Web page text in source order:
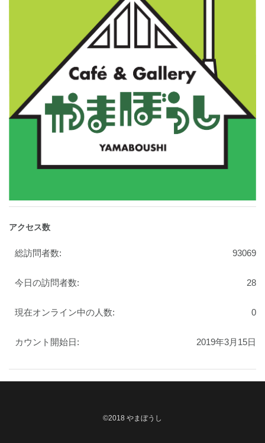
アクセス数
93069
総訪問者数:
28
今日の訪問者数:
0
現在オンライン中の人数:
2019年3月15日
カウント開始日:
©2018 やまぼうし